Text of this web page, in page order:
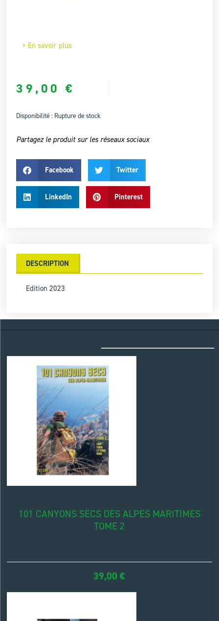
> En savoir plus
39,00 €
Disponibilité : Rupture de stock
Partagez le produit sur les réseaux sociaux
Facebook Twitter
LinkedIn Pinterest
DESCRIPTION
Edition 2023
101 CANYONS SECS DES ALPES MARITIMES
TOME 2
39,00€